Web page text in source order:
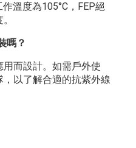
溫度為105°C，FEP絕
嗎？
而設計。如需戶外使
以了解合適的抗紫外線